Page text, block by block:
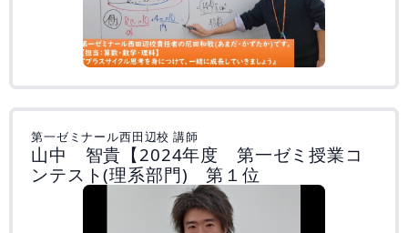
第一ゼミナール西田辺校 講師
山中 智貴【2024年度 第一ゼミ授業コ
ンテスト(理系部門) 第１位